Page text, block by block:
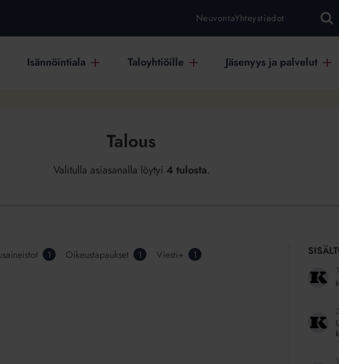
NeuvontaYhteystiedot
Isännöintiala Taloyhtiöille Jäsenyys ja palvelut
Talous
Valitulla asiasanalla löytyi 4 tulosta.
1 Oikeustapaukset 1 Viesti+ 1